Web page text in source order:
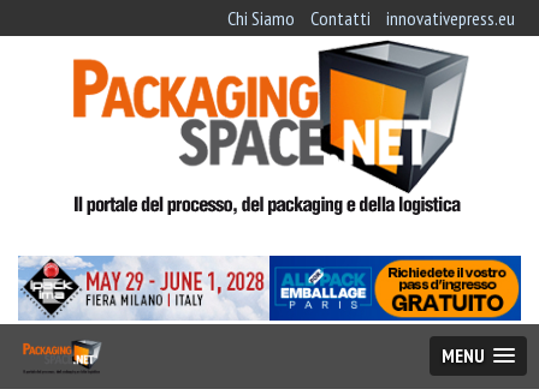
Chi Siamo Contatti innovativepress.eu
MENU